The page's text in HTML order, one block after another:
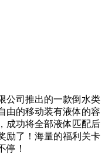
公司推出的一款倒水类
由的移动装有液体的容
成功将全部液体匹配后
励了！海量的福利关卡
停！